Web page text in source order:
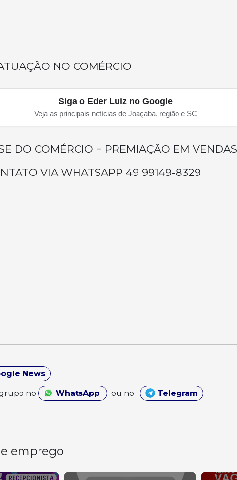
NO COMÉRCIO
Siga o Eder Luiz no Google
Veja as principais notícias de Joaçaba, região e SC
DO COMÉRCIO + PREMIAÇÃO EM VENDAS
VIA WHATSAPP 49 99149-8329
News
no WhatsApp ou no Telegram
emprego